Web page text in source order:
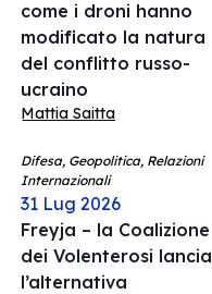
come i droni hanno
modificato la natura
del conflitto russo-
ucraino
Mattia Saitta
Difesa, Geopolitica, Relazioni
Internazionali
31 Lug 2026
Freyja – la Coalizione
dei Volenterosi lancia
l’alternativa